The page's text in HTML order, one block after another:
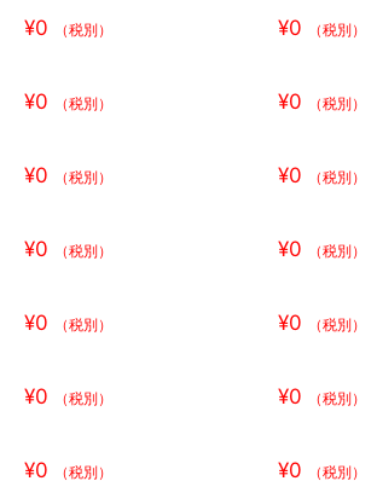
¥0 （税別） ¥0 （税別）
¥0 （税別） ¥0 （税別）
¥0 （税別） ¥0 （税別）
¥0 （税別） ¥0 （税別）
¥0 （税別） ¥0 （税別）
¥0 （税別） ¥0 （税別）
¥0 （税別） ¥0 （税別）